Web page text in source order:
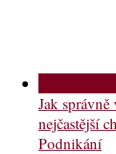
Jak
nejčastější
Podnikání